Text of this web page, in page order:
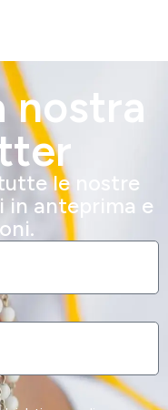
nostra
le nostre
anteprima e